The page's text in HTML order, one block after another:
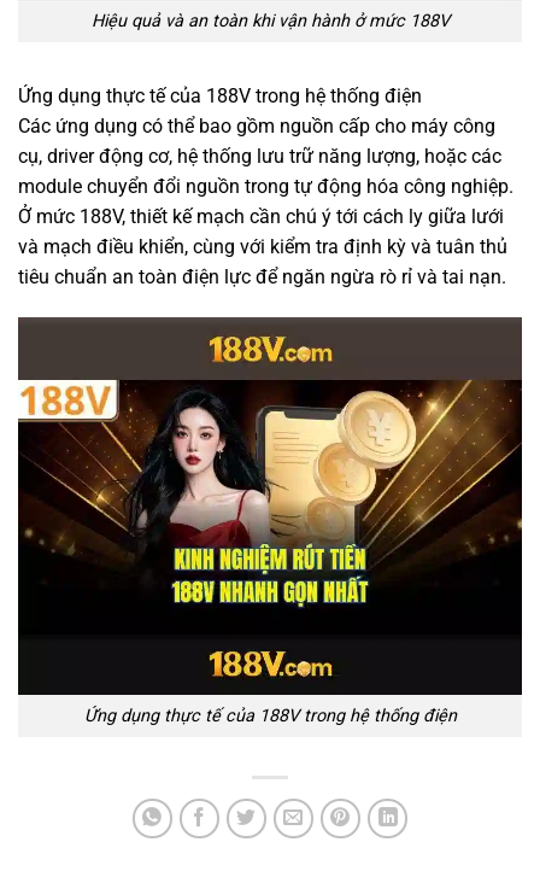
Hiệu quả và an toàn khi vận hành ở mức 188V
Ứng dụng thực tế của 188V trong hệ thống điện
Các ứng dụng có thể bao gồm nguồn cấp cho máy công
cụ, driver động cơ, hệ thống lưu trữ năng lượng, hoặc các
module chuyển đổi nguồn trong tự động hóa công nghiệp.
Ở mức 188V, thiết kế mạch cần chú ý tới cách ly giữa lưới
và mạch điều khiển, cùng với kiểm tra định kỳ và tuân thủ
tiêu chuẩn an toàn điện lực để ngăn ngừa rò rỉ và tai nạn.
Ứng dụng thực tế của 188V trong hệ thống điện